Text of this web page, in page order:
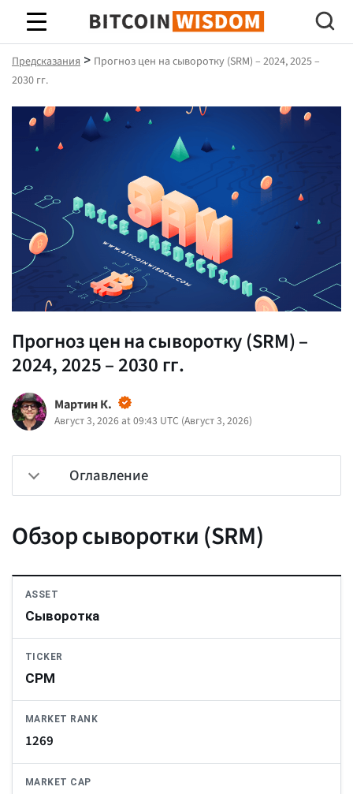
Биткойн Мудрость
Предсказания > Прогноз цен на сыворотку (SRM) – 2024, 2025 –
2030 гг.
Прогноз цен на сыворотку (SRM) –
2024, 2025 – 2030 гг.
Мартин К.
Август 3, 2026 at 09:43 UTC (Август 3, 2026)
Оглавление
Обзор сыворотки (SRM)
ASSET
Сыворотка
TICKER
СРМ
MARKET RANK
1269
MARKET CAP